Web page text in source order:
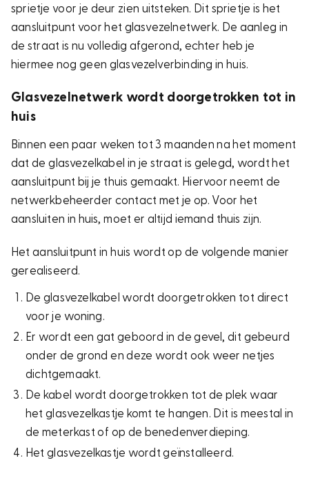
sprietje voor je deur zien uitsteken. Dit sprietje is het
aansluitpunt voor het glasvezelnetwerk. De aanleg in
de straat is nu volledig afgerond, echter heb je
hiermee nog geen glasvezelverbinding in huis.
Glasvezelnetwerk wordt doorgetrokken tot in
huis
Binnen een paar weken tot 3 maanden na het moment
dat de glasvezelkabel in je straat is gelegd, wordt het
aansluitpunt bij je thuis gemaakt. Hiervoor neemt de
netwerkbeheerder contact met je op. Voor het
aansluiten in huis, moet er altijd iemand thuis zijn.
Het aansluitpunt in huis wordt op de volgende manier
gerealiseerd.
De glasvezelkabel wordt doorgetrokken tot direct
voor je woning.
Er wordt een gat geboord in de gevel, dit gebeurd
onder de grond en deze wordt ook weer netjes
dichtgemaakt.
De kabel wordt doorgetrokken tot de plek waar
het glasvezelkastje komt te hangen. Dit is meestal in
de meterkast of op de benedenverdieping.
Het glasvezelkastje wordt geïnstalleerd.